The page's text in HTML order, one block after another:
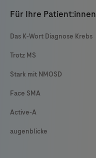
Für Ihre Patient:innen
Das K-Wort Diagnose Krebs
Trotz MS
Stark mit NMOSD
Face SMA
Active-A
augenblicke